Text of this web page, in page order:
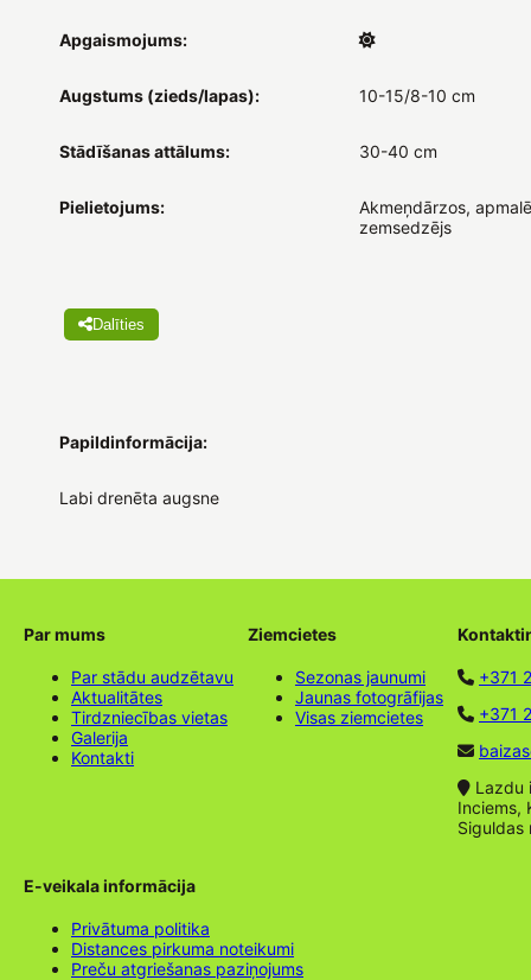
Apgaismojums:
Augstums (zieds/lapas): 10-15/8-10 cm
Stādīšanas attālums: 30-40 cm
Pielietojums:
Akmeņdārzos,
zemsedzējs
Dalīties
Papildinformācija:
Labi drenēta augsne
Par mums
Par stādu audzētavu
Aktualitātes
Tirdzniecības vietas
Galerija
Kontakti
Ziemcietes
Sezonas jaunumi
Jaunas fotogrāfijas
Visas ziemcietes
+371
+371
Lazdu
Inciems,
Siguldas
E-veikala informācija
Privātuma politika
Distances pirkuma noteikumi
Preču atgriešanas paziņojums